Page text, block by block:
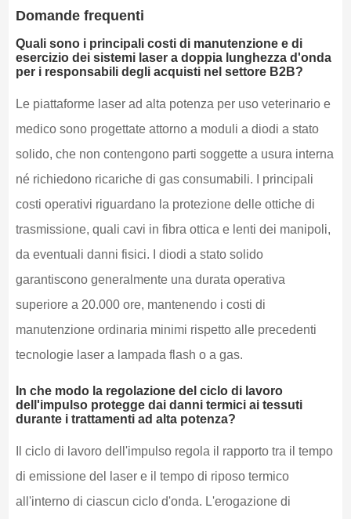
Domande frequenti
Quali sono i principali costi di manutenzione e di
esercizio dei sistemi laser a doppia lunghezza d'onda
per i responsabili degli acquisti nel settore B2B?
Le piattaforme laser ad alta potenza per uso veterinario e
medico sono progettate attorno a moduli a diodi a stato
solido, che non contengono parti soggette a usura interna
né richiedono ricariche di gas consumabili. I principali
costi operativi riguardano la protezione delle ottiche di
trasmissione, quali cavi in fibra ottica e lenti dei manipoli,
da eventuali danni fisici. I diodi a stato solido
garantiscono generalmente una durata operativa
superiore a 20.000 ore, mantenendo i costi di
manutenzione ordinaria minimi rispetto alle precedenti
tecnologie laser a lampada flash o a gas.
In che modo la regolazione del ciclo di lavoro
dell'impulso protegge dai danni termici ai tessuti
durante i trattamenti ad alta potenza?
Il ciclo di lavoro dell'impulso regola il rapporto tra il tempo
di emissione del laser e il tempo di riposo termico
all'interno di ciascun ciclo d'onda. L'erogazione di